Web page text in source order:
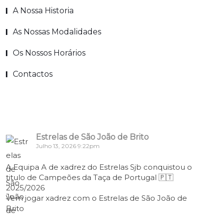
A Nossa Historia
As Nossas Modalidades
Os Nossos Horários
Contactos
Estrelas de São João de Brito
Julho 13, 2026 9:22pm
A Equipa A de xadrez do Estrelas Sjb conquistou o
titulo de Campeões da Taça de Portugal 🇵🇹
2025/2026
Vem jogar xadrez com o Estrelas de São João de
Brito